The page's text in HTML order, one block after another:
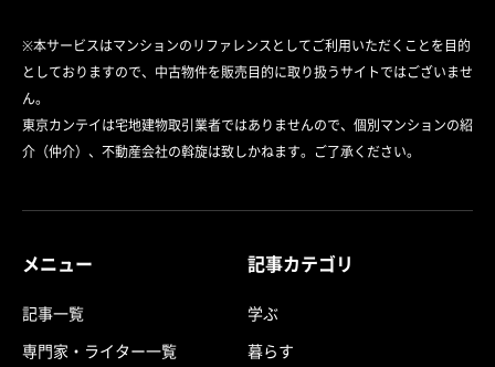
※本サービスはマンションのリファレンスとしてご利用いただくことを目的
としておりますので、中古物件を販売目的に取り扱うサイトではございませ
ん。
東京カンテイは宅地建物取引業者ではありませんので、個別マンションの紹
介（仲介）、不動産会社の斡旋は致しかねます。ご了承ください。
メニュー
記事一覧
専門家・ライター一覧
記事カテゴリ
学ぶ
暮らす